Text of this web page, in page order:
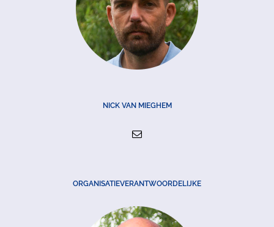
NICK VAN MIEGHEM
ORGANISATIEVERANTWOORDELIJKE